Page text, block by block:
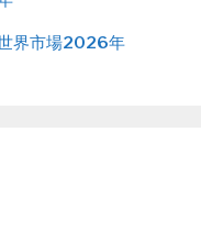
界市場2026年